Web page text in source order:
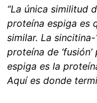
“La única similitud
proteína espiga es
similar. La
proteína de
espiga es la
Aquí es donde